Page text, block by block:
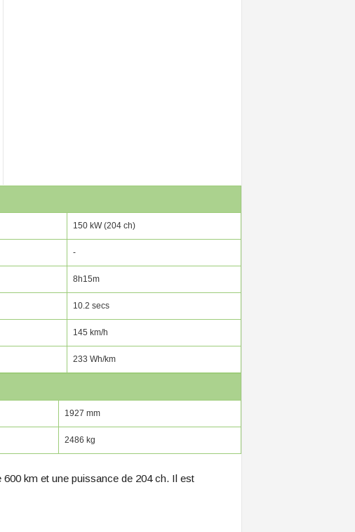
150 kW (204 ch)
-
8h15m
10.2 secs
145 km/h
233 Wh/km
1927 mm
2486 kg
km et une puissance de 204 ch. Il est